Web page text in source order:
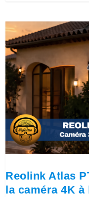
Reolink Atlas
la caméra 4K à